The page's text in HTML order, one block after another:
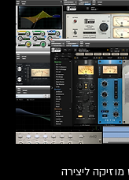
ליצירה